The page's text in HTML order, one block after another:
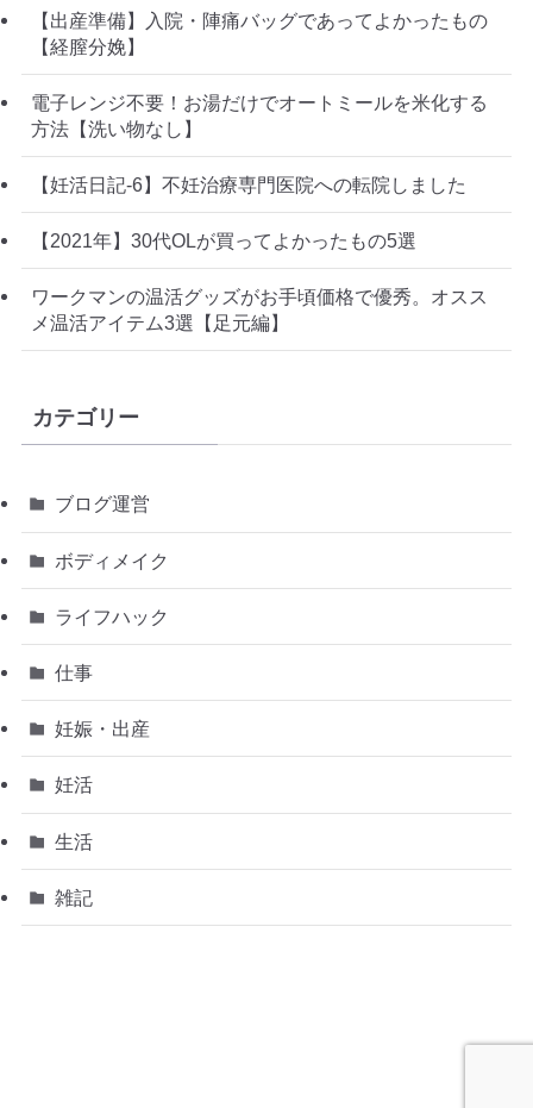
【出産準備】入院・陣痛バッグであってよかったもの
【経膣分娩】
電子レンジ不要！お湯だけでオートミールを米化する
方法【洗い物なし】
【妊活日記-6】不妊治療専門医院への転院しました
【2021年】30代OLが買ってよかったもの5選
ワークマンの温活グッズがお手頃価格で優秀。オスス
メ温活アイテム3選【足元編】
カテゴリー
ブログ運営
ボディメイク
ライフハック
仕事
妊娠・出産
妊活
生活
雑記